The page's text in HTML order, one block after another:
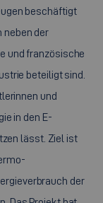
beschäftigt
neben der
und französische
beteiligt sind.
und
in den E-
lässt. Ziel ist
der